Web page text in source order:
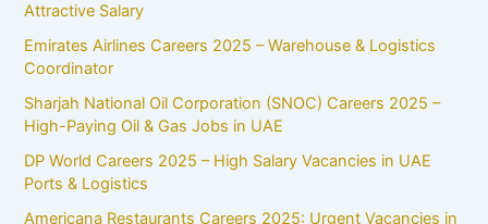
Attractive Salary
Emirates Airlines Careers 2025 – Warehouse & Logistics
Coordinator
Sharjah National Oil Corporation (SNOC) Careers 2025 –
High-Paying Oil & Gas Jobs in UAE
DP World Careers 2025 – High Salary Vacancies in UAE
Ports & Logistics
Americana Restaurants Careers 2025: Urgent Vacancies in